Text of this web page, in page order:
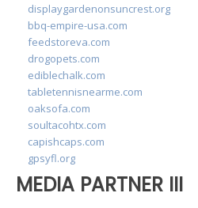
displaygardenonsuncrest.org
bbq-empire-usa.com
feedstoreva.com
drogopets.com
ediblechalk.com
tabletennisnearme.com
oaksofa.com
soultacohtx.com
capishcaps.com
gpsyfl.org
MEDIA PARTNER III